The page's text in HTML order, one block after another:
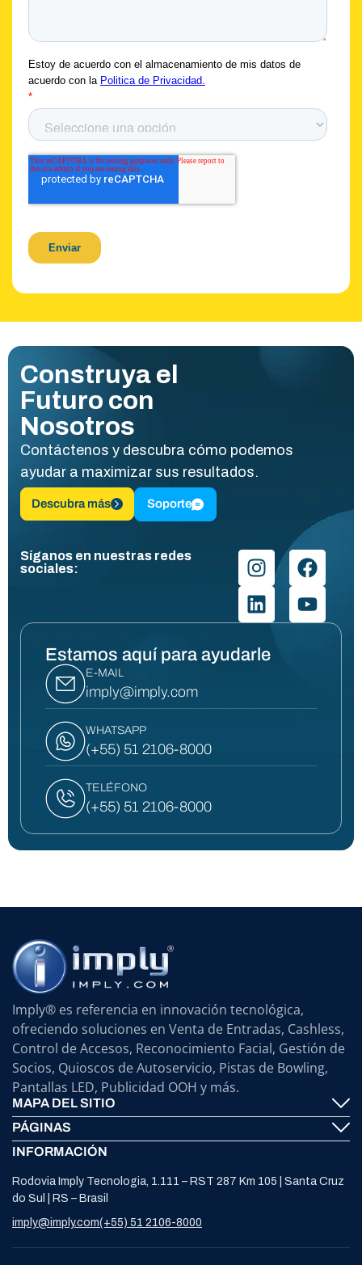
Construya el
Futuro con
Nosotros
Contáctenos y descubra cómo podemos
ayudar a maximizar sus resultados.
Descubra más Soporte
Síganos en nuestras redes
sociales:
Estamos aquí para ayudarle
E-MAIL
imply@imply.com
WHATSAPP
(+55) 51 2106-8000
TELÉFONO
(+55) 51 2106-8000
Imply® es referencia en innovación tecnológica,
ofreciendo soluciones en Venta de Entradas, Cashless,
Control de Accesos, Reconocimiento Facial, Gestión de
Socios, Quioscos de Autoservicio, Pistas de Bowling,
Pantallas LED, Publicidad OOH y más.
MAPA DEL SITIO
Imply® Tecnología
Self Service ATMS
Bowling
Paneles LED
PÁGINAS
Contáctenos
Soporte
INFORMACIÓN
Rodovia Imply Tecnologia, 1.111 – RST 287 Km 105 | Santa Cruz
do Sul | RS – Brasil
imply@imply.com(+55) 51 2106-8000